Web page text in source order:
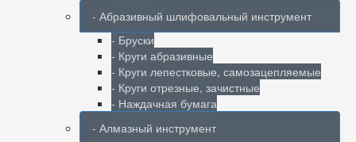
- Абразивный шлифовальный инструмент
- Бруски
- Круги абразивные
- Круги лепестковые, самозацепляемые
- Круги отрезные, зачистные
- Наждачная бумага
- Алмазный инструмент